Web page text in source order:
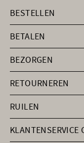
BESTELLEN
BETALEN
BEZORGEN
RETOURNEREN
RUILEN
KLANTENSERVICE